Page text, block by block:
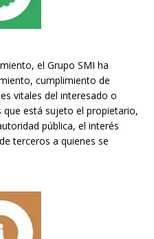
el Grupo SMI ha
cumplimiento de
vitales del interesado o
que está sujeto el propietario,
pública, el interés
terceros a quienes se